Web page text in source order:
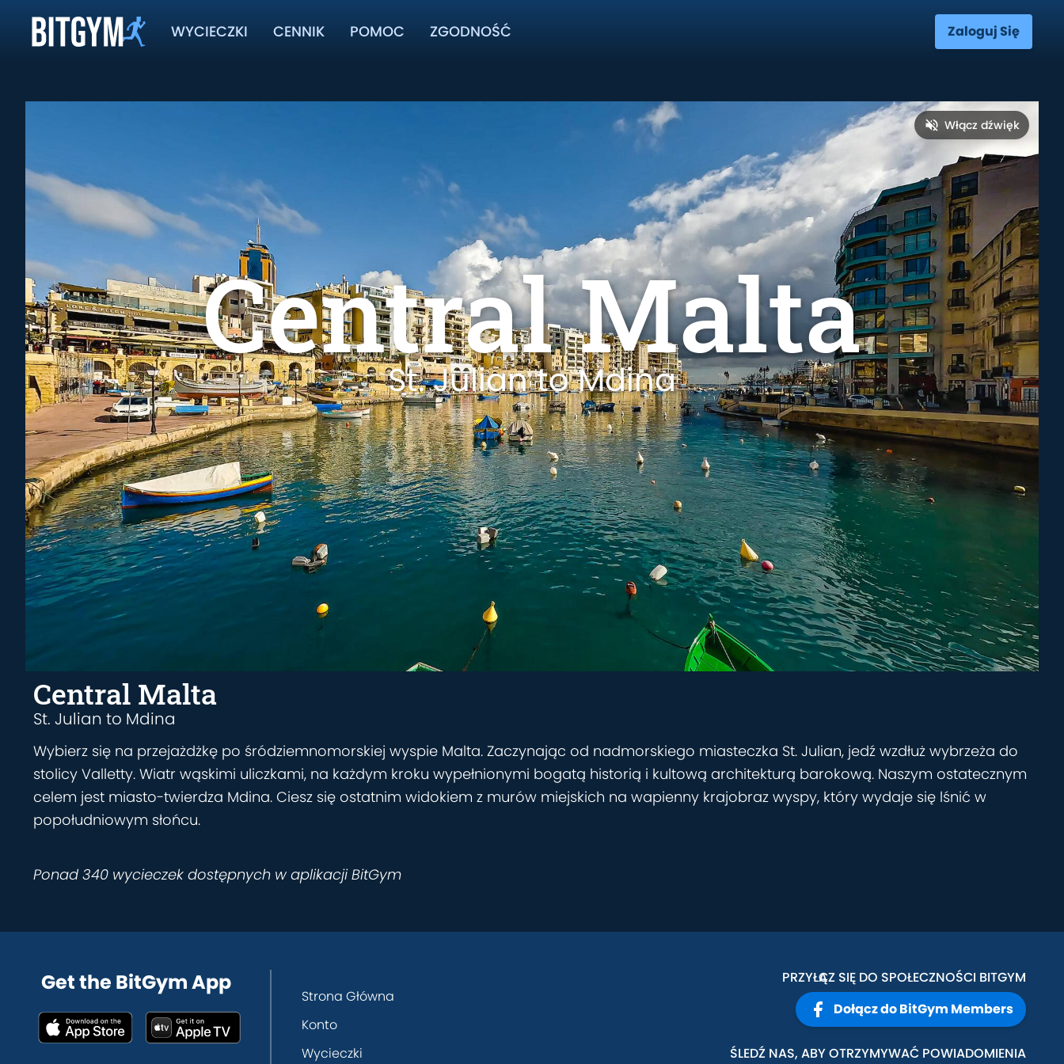
WYCIECZKI CENNIK POMOC ZGODNOŚĆ Zaloguj Się
Włącz dźwięk
Central Malta
St. Julian to Mdina
Central Malta
St. Julian to Mdina
Wybierz się na przejażdżkę po śródziemnomorskiej wyspie Malta. Zaczynając od nadmorskiego miasteczka St. Julian, jedź wzdłuż wybrzeża do
stolicy Valletty. Wiatr wąskimi uliczkami, na każdym kroku wypełnionymi bogatą historią i kultową architekturą barokową. Naszym ostatecznym
celem jest miasto-twierdza Mdina. Ciesz się ostatnim widokiem z murów miejskich na wapienny krajobraz wyspy, który wydaje się lśnić w
popołudniowym słońcu.
Ponad 340 wycieczek dostępnych w aplikacji BitGym
Get the BitGym App
Strona Główna
Konto
Wycieczki
PRZYŁĄCZ SIĘ DO SPOŁECZNOŚCI BITGYM
Dołącz do BitGym Members
ŚLEDŹ NAS, ABY OTRZYMYWAĆ POWIADOMIENIA